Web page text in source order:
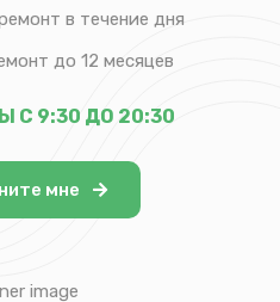
в течение дня
до 12 месяцев
С 9:30 ДО 20:30
мне